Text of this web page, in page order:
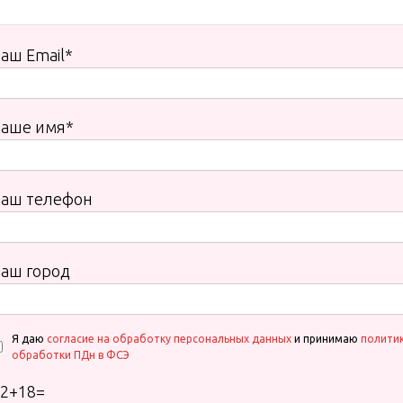
Email*
имя*
телефон
город
Я даю согласие на обработку персональных данных и принимаю
обработки ПДн в ФСЭ
+18=